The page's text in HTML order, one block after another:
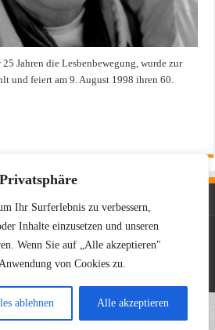
Ihr Surferlebnis zu verbessern,
Inhalte einzusetzen und unseren
Wenn Sie auf „Alle akzeptieren"
von Cookies zu.
ablehnen Alle akzeptieren
Jahren die Lesbenbewegung, wurde zur
und feiert am 9. August 1998 ihren 60.
2026, All Rights Reserved